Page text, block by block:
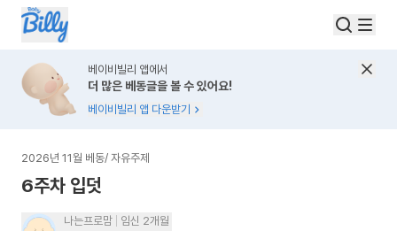
베이비빌리 앱에서
더 많은 베동글을 볼 수 있어요!
베이비빌리 앱 다운받기
2026년 11월 베동/ 자유주제
6주차 입덧
나는프로맘
임신 2개월